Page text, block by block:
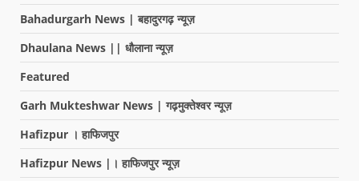
Bahadurgarh News | बहादुरगढ़ न्यूज़
Dhaulana News || धौलाना न्यूज़
Featured
Garh Mukteshwar News | गढ़मुक्तेश्वर न्यूज़
Hafizpur । हाफिजपुर
Hafizpur News |। हाफिजपुर न्यूज़